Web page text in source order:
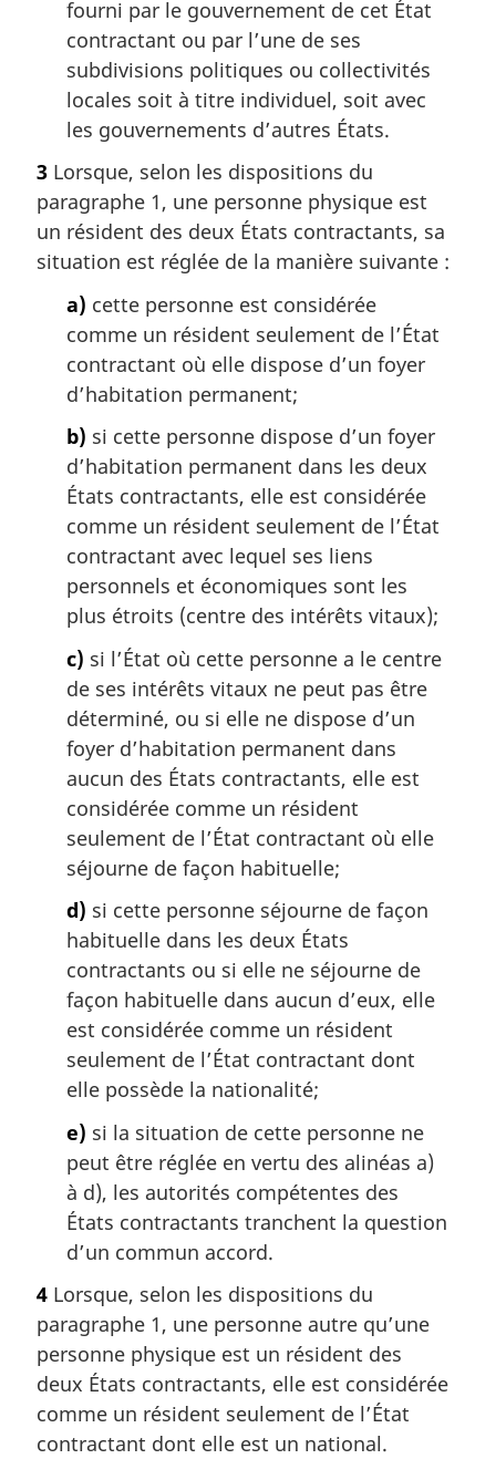
fourni par le gouvernement de cet État
contractant ou par l’une de ses
subdivisions politiques ou collectivités
locales soit à titre individuel, soit avec
les gouvernements d’autres États.
3 Lorsque, selon les dispositions du
paragraphe 1, une personne physique est
un résident des deux États contractants, sa
situation est réglée de la manière suivante :
a) cette personne est considérée
comme un résident seulement de l’État
contractant où elle dispose d’un foyer
d’habitation permanent;
b) si cette personne dispose d’un foyer
d’habitation permanent dans les deux
États contractants, elle est considérée
comme un résident seulement de l’État
contractant avec lequel ses liens
personnels et économiques sont les
plus étroits (centre des intérêts vitaux);
c) si l’État où cette personne a le centre
de ses intérêts vitaux ne peut pas être
déterminé, ou si elle ne dispose d’un
foyer d’habitation permanent dans
aucun des États contractants, elle est
considérée comme un résident
seulement de l’État contractant où elle
séjourne de façon habituelle;
d) si cette personne séjourne de façon
habituelle dans les deux États
contractants ou si elle ne séjourne de
façon habituelle dans aucun d’eux, elle
est considérée comme un résident
seulement de l’État contractant dont
elle possède la nationalité;
e) si la situation de cette personne ne
peut être réglée en vertu des alinéas a)
à d), les autorités compétentes des
États contractants tranchent la question
d’un commun accord.
4 Lorsque, selon les dispositions du
paragraphe 1, une personne autre qu’une
personne physique est un résident des
deux États contractants, elle est considérée
comme un résident seulement de l’État
contractant dont elle est un national.